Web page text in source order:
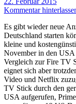
Kommentar
Es gibt wieder neue
Deutschland starten
kleine und
November in den
Vergleich zur Fire TV
eignet sich aber
Video und Netflix
TV Stick durch den
USA aufgerufen,